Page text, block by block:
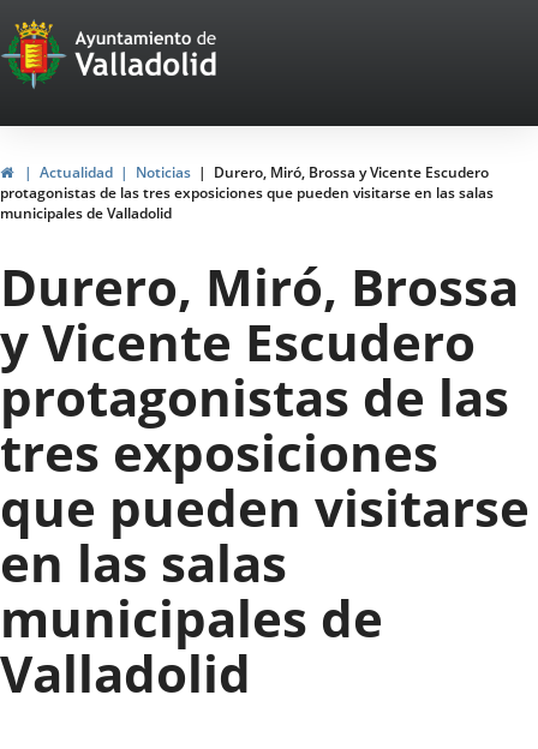
Portal
Web
del
Ayuntamiento
de
Valladolid
InicioActualidad Noticias
Durero, Miró, Brossa y Vicente Escudero
protagonistas de las tres exposiciones que pueden visitarse en las salas
municipales de Valladolid
Durero, Miró, Brossa
y Vicente Escudero
protagonistas de las
tres exposiciones
que pueden visitarse
en las salas
municipales de
Valladolid